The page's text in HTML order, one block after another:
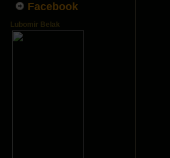
Facebook
Lubomir Belak